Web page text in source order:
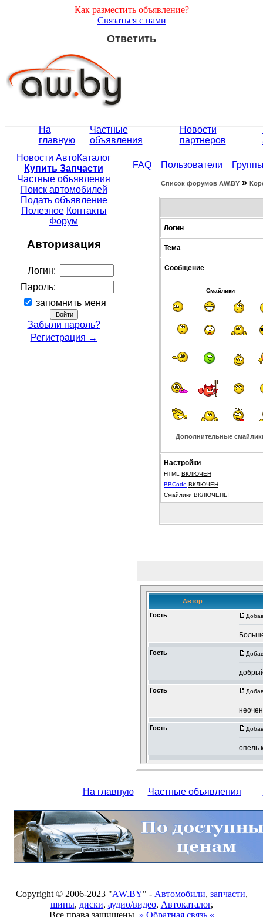
Как разместить объявление?
Связаться с нами
Ответить
На
главную
Частные
объявления
Новости
партнеров
Новости АвтоКаталог
Купить Запчасти
Частные объявления
Поиск автомобилей
Подать объявление
Полезное Контакты
Форум
Авторизация
Логин:
Пароль:
запомнить меня
Забыли пароль?
Регистрация →
FAQ Пользователи
Список форумов АW.BY »
Логин
Тема
Сообщение
Смайлики
Дополнительные
Настройки
HTML ВКЛЮЧЕН
BBCode ВКЛЮЧЕН
Смайлики ВКЛЮЧЕНЫ
На главную Частные объявления
Copyright © 2006-2023 "AW.BY" - Автомобили, запчасти,
шины, диски, аудио/видео, Автокаталог,
Все права защищены. » Обратная связь «